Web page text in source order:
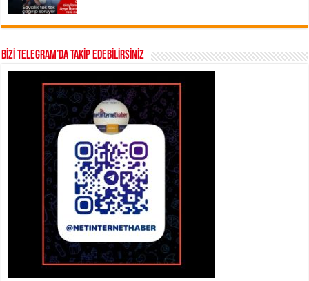
BİZİ TELEGRAM’DA TAKİP EDEBİLİRSİNİZ